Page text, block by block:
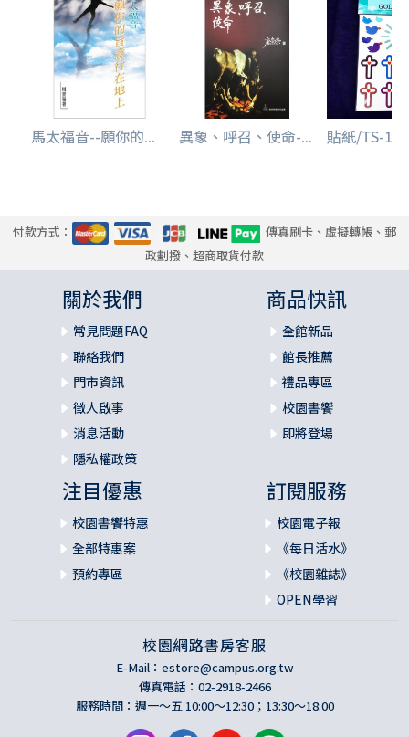
馬太福音--願你的... 異象、呼召、使命-... 貼紙/TS-15/
付款方式：
傳真刷卡、虛擬轉帳、郵
政劃撥、超商取貨付款
關於我們
常見問題FAQ
聯絡我們
門市資訊
徵人啟事
消息活動
隱私權政策
商品快訊
全館新品
館長推薦
禮品專區
校園書饗
即將登場
注目優惠
校園書饗特惠
全部特惠案
預約專區
訂閱服務
校園電子報
《每日活水》
《校園雜誌》
OPEN學習
校園網路書房客服
E-Mail： estore@campus.org.tw
傳真電話：02-2918-2466
服務時間：週一～五 10:00～12:30；13:30～18:00